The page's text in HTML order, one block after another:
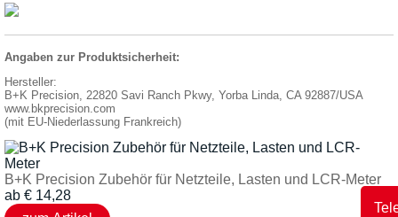
Angaben zur Produktsicherheit:
Hersteller:
B+K Precision, 22820 Savi Ranch Pkwy, Yorba Linda, CA 92887/USA
www.bkprecision.com
(mit EU-Niederlassung Frankreich)
B+K Precision Zubehör für Netzteile, Lasten und LCR-Meter
ab € 14,28